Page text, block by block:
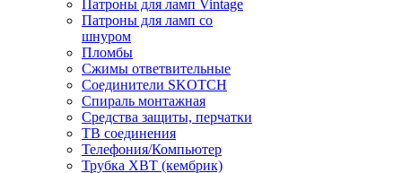
Патроны для ламп Vintage
Патроны для ламп со
шнуром
Пломбы
Сжимы ответвительные
Соединители SKOTCH
Спираль монтажная
Средства защиты, перчатки
ТВ соединения
Телефония/Компьютер
Трубка ХВТ (кембрик)